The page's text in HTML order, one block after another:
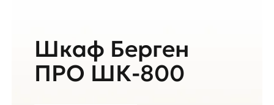
Шкаф Берген
ПРО ШК-800